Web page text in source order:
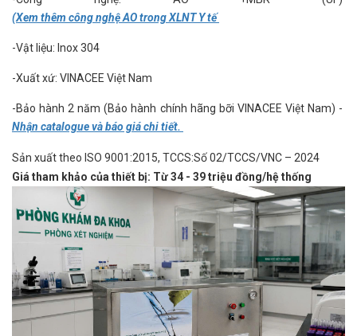
(Xem thêm công nghệ AO trong XLNT Y tế
-Vậtliệu: Inox 304
-Xuấtxứ: VINACEE Việt Nam
-Bảohành 2năm (Bảo hành chính hãng bỡi VINACEE Việt Nam) -
Nhận catalogue và báo giá chi tiết.
Sản xuấttheo ISO 9001:2015, TCCS:Số02/TCCS/VNC – 2024
Giá tham khảo của thiết bị: Từ 34 - 39 triệu đồng/hệ thống